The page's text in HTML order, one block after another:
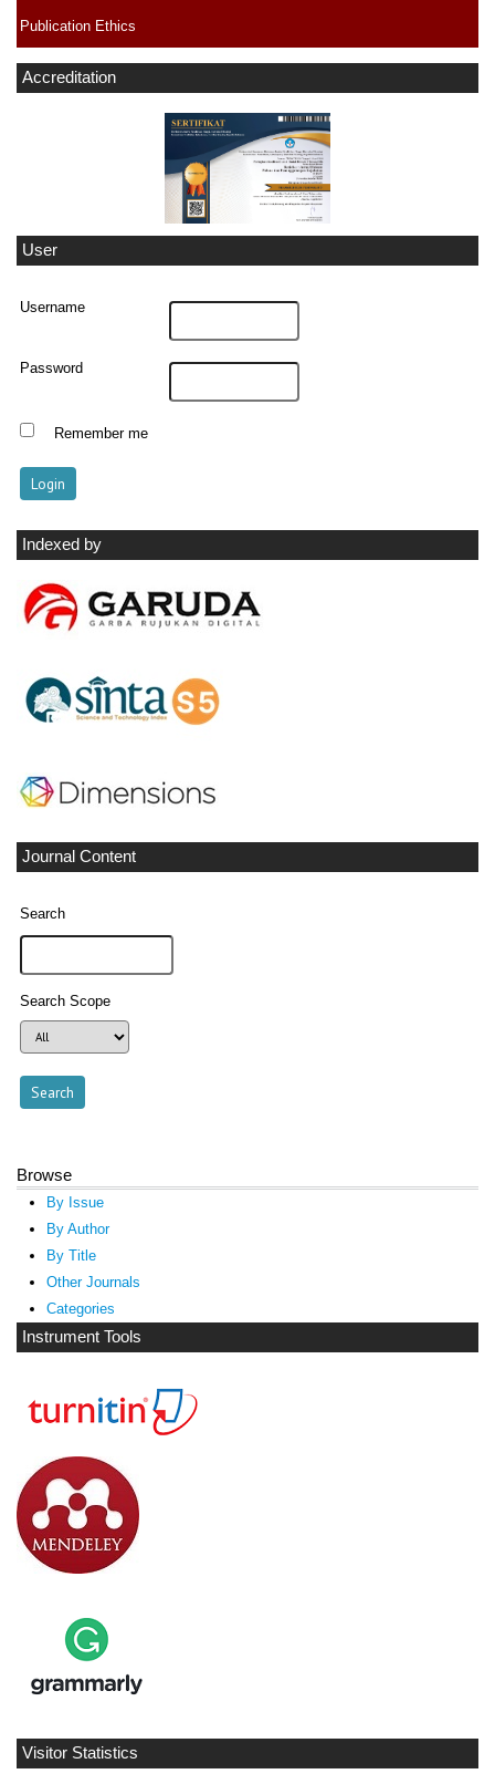
Publication Ethics
Accreditation
User
Username
Password
Remember me
Indexed by
Journal Content
Search
Search Scope
Browse
By Issue
By Author
By Title
Other Journals
Categories
Instrument Tools
Visitor Statistics